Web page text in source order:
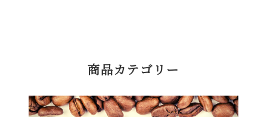
商品カテゴリー